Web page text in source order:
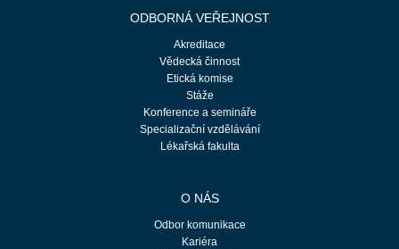
ODBORNÁ VEŘEJNOST
Akreditace
Vědecká činnost
Etická komise
Stáže
Konference a semináře
Specializační vzdělávání
Lékařská fakulta
O NÁS
Odbor komunikace
Kariéra